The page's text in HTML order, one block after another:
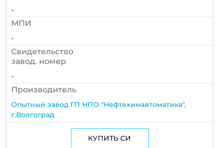
-
МПИ
-
Cвидетельство
завод. номер
-
Производитель
Опытный завод ГП НПО "Нефтехимавтоматика",
г.Волгоград
КУПИТЬ СИ